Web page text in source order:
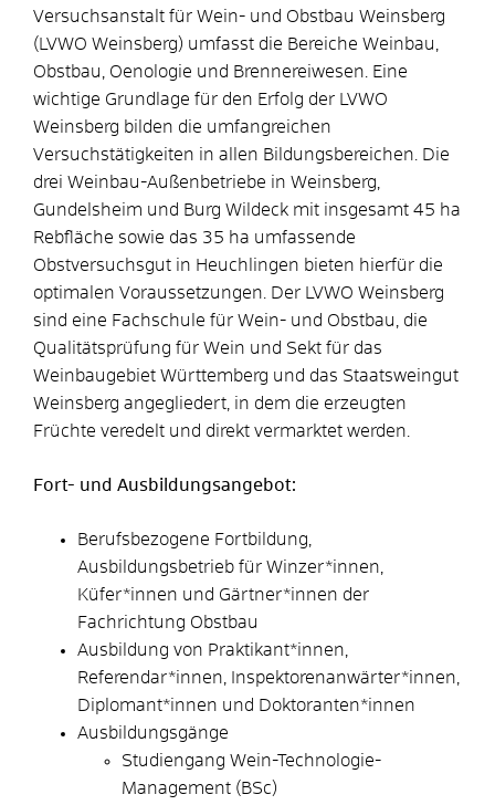
Versuchsanstalt für Wein- und Obstbau Weinsberg
(LVWO Weinsberg) umfasst die Bereiche Weinbau,
Obstbau, Oenologie und Brennereiwesen. Eine
wichtige Grundlage für den Erfolg der LVWO
Weinsberg bilden die umfangreichen
Versuchstätigkeiten in allen Bildungsbereichen. Die
drei Weinbau-Außenbetriebe in Weinsberg,
Gundelsheim und Burg Wildeck mit insgesamt 45 ha
Rebfläche sowie das 35 ha umfassende
Obstversuchsgut in Heuchlingen bieten hierfür die
optimalen Voraussetzungen. Der LVWO Weinsberg
sind eine Fachschule für Wein- und Obstbau, die
Qualitätsprüfung für Wein und Sekt für das
Weinbaugebiet Württemberg und das Staatsweingut
Weinsberg angegliedert, in dem die erzeugten
Früchte veredelt und direkt vermarktet werden.
Fort- und Ausbildungsangebot:
Berufsbezogene Fortbildung,
Ausbildungsbetrieb für Winzer*innen,
Küfer*innen und Gärtner*innen der
Fachrichtung Obstbau
Ausbildung von Praktikant*innen,
Referendar*innen, Inspektorenanwärter*innen,
Diplomant*innen und Doktoranten*innen
Ausbildungsgänge
Studiengang Wein-Technologie-
Management (BSc)